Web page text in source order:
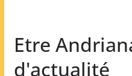
Etre
d'actualité